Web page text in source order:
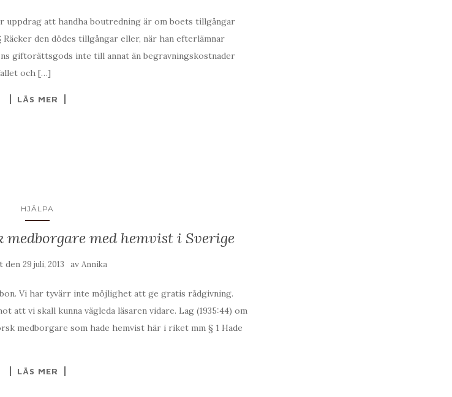
uppdrag att handha boutredning är om boets tillgångar
den dödes tillgångar eller, när han efterlämnar
giftorättsgods inte till annat än begravningskostnader
och […]
LÄS MER
HJÄLPA
med hemvist i Sverige
den 29 juli, 2013 av Annika
Vi har tyvärr inte möjlighet att ge gratis rådgivning.
att vi skall kunna vägleda läsaren vidare. Lag (1935:44) om
medborgare som hade hemvist här i riket mm § 1 Hade
LÄS MER